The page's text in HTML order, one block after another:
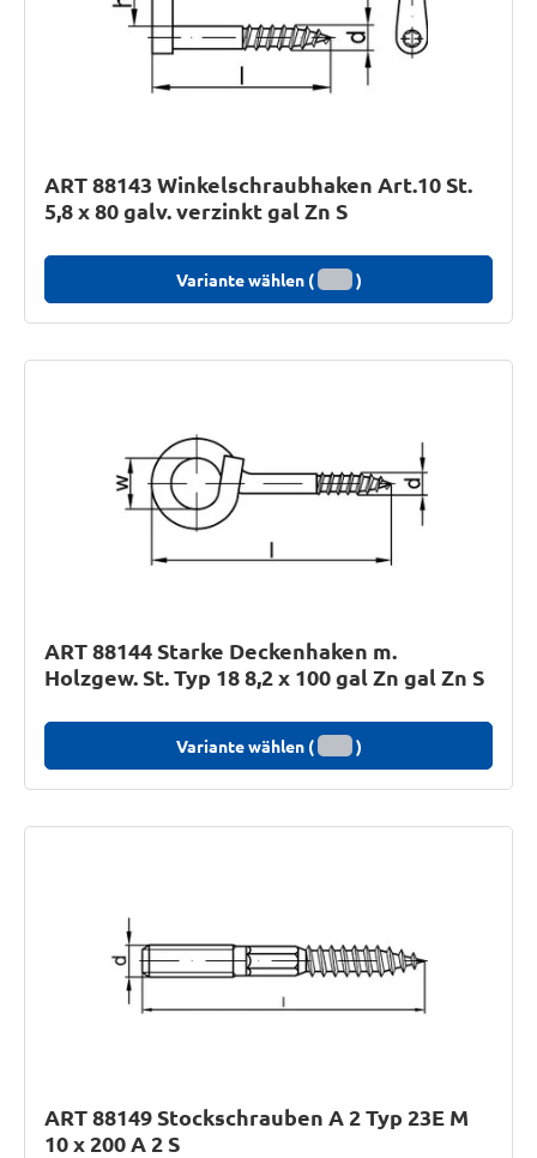
ART 88143 Winkelschraubhaken Art.10 St.
5,8 x 80 galv. verzinkt gal Zn S
Variante wählen ( )
ART 88144 Starke Deckenhaken m.
Holzgew. St. Typ 18 8,2 x 100 gal Zn gal Zn S
Variante wählen ( )
ART 88149 Stockschrauben A 2 Typ 23E M
10 x 200 A 2 S